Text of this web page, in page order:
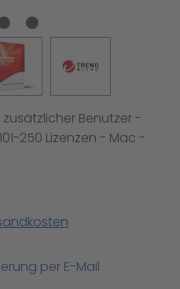
zusätzlicher Benutzer -
250 Lizenzen - Mac -
per E-Mail